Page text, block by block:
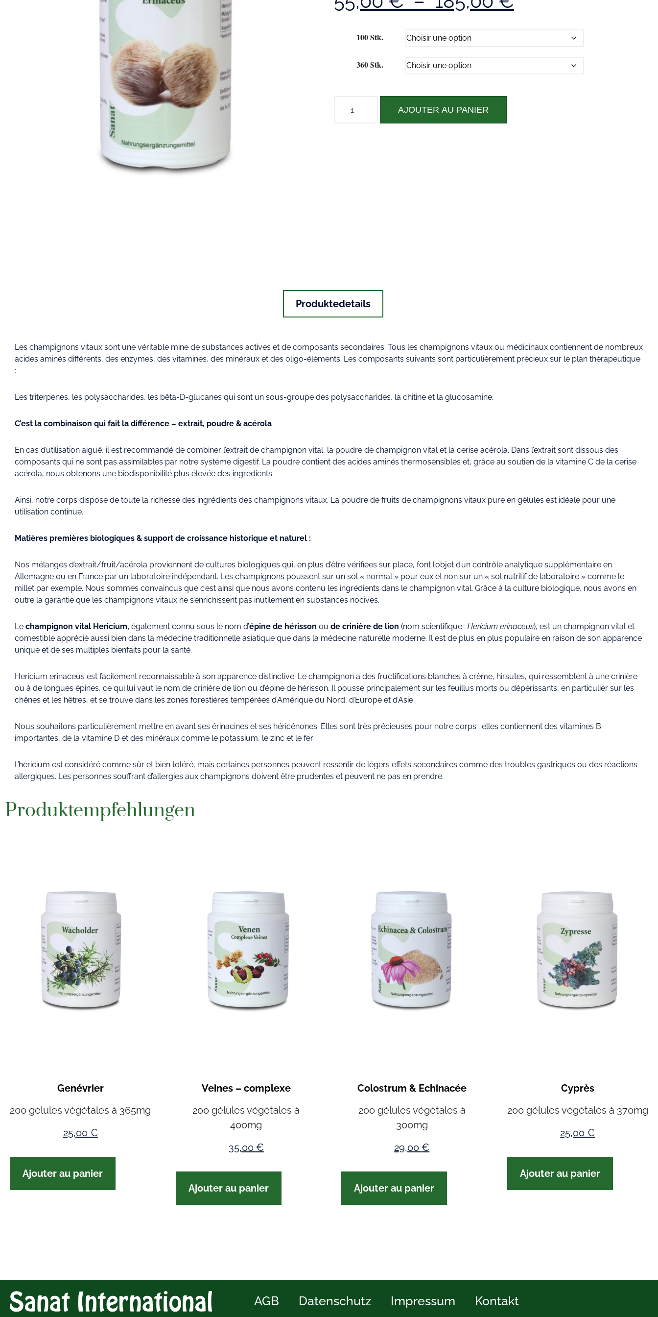
100 Stk.
360 Stk.
AJOUTER AU PANIER
Produktedetails
Les champignons vitaux sont une véritable mine de substances actives et de composants secondaires. Tous les champignons vitaux ou médicinaux contiennent de nombreux
acides aminés différents, des enzymes, des vitamines, des minéraux et des oligo-éléments. Les composants suivants sont particulièrement précieux sur le plan thérapeutique
:
Les triterpènes, les polysaccharides, les bêta-D-glucanes qui sont un sous-groupe des polysaccharides, la chitine et la glucosamine.
C’est la combinaison qui fait la différence – extrait, poudre & acérola
En cas d’utilisation aiguë, il est recommandé de combiner l’extrait de champignon vital, la poudre de champignon vital et la cerise acérola. Dans l’extrait sont dissous des
composants qui ne sont pas assimilables par notre système digestif. La poudre contient des acides aminés thermosensibles et, grâce au soutien de la vitamine C de la cerise
acérola, nous obtenons une biodisponibilité plus élevée des ingrédients.
Ainsi, notre corps dispose de toute la richesse des ingrédients des champignons vitaux. La poudre de fruits de champignons vitaux pure en gélules est idéale pour une
utilisation continue.
Matières premières biologiques & support de croissance historique et naturel :
Nos mélanges d’extrait/fruit/acérola proviennent de cultures biologiques qui, en plus d’être vérifiées sur place, font l’objet d’un contrôle analytique supplémentaire en
Allemagne ou en France par un laboratoire indépendant. Les champignons poussent sur un sol « normal » pour eux et non sur un « sol nutritif de laboratoire » comme le
millet par exemple. Nous sommes convaincus que c’est ainsi que nous avons contenu les ingrédients dans le champignon vital. Grâce à la culture biologique, nous avons en
outre la garantie que les champignons vitaux ne s’enrichissent pas inutilement en substances nocives.
Le champignon vital Hericium, également connu sous le nom d’épine de hérisson ou de crinière de lion (nom scientifique : Hericium erinaceus), est un champignon vital et
comestible apprécié aussi bien dans la médecine traditionnelle asiatique que dans la médecine naturelle moderne. Il est de plus en plus populaire en raison de son apparence
unique et de ses multiples bienfaits pour la santé.
Hericium erinaceus est facilement reconnaissable à son apparence distinctive. Le champignon a des fructifications blanches à crème, hirsutes, qui ressemblent à une crinière
ou à de longues épines, ce qui lui vaut le nom de crinière de lion ou d’épine de hérisson. Il pousse principalement sur les feuillus morts ou dépérissants, en particulier sur les
chênes et les hêtres, et se trouve dans les zones forestières tempérées d’Amérique du Nord, d’Europe et d’Asie.
Nous souhaitons particulièrement mettre en avant ses érinacines et ses héricénones. Elles sont très précieuses pour notre corps : elles contiennent des vitamines B
importantes, de la vitamine D et des minéraux comme le potassium, le zinc et le fer.
L’hericium est considéré comme sûr et bien toléré, mais certaines personnes peuvent ressentir de légers effets secondaires comme des troubles gastriques ou des réactions
allergiques. Les personnes souffrant d’allergies aux champignons doivent être prudentes et peuvent ne pas en prendre.
Produktempfehlungen
Genévrier
200 gélules végétales à 365mg
25,00 €
Ajouter au panier
Veines – complexe
200 gélules végétales à
400mg
35,00 €
Ajouter au panier
Colostrum & Echinacée
200 gélules végétales à
300mg
29,00€
Ajouter au panier
Cyprès
200 gélules végétales à 370mg
25,00€
Ajouter au panier
AGB Datenschutz Impressum Kontakt